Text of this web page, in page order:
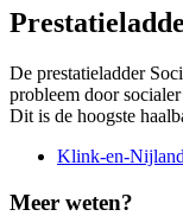
De prestatieladder
probleem door
Dit is de hoogste
Klink-en-
Meer weten?